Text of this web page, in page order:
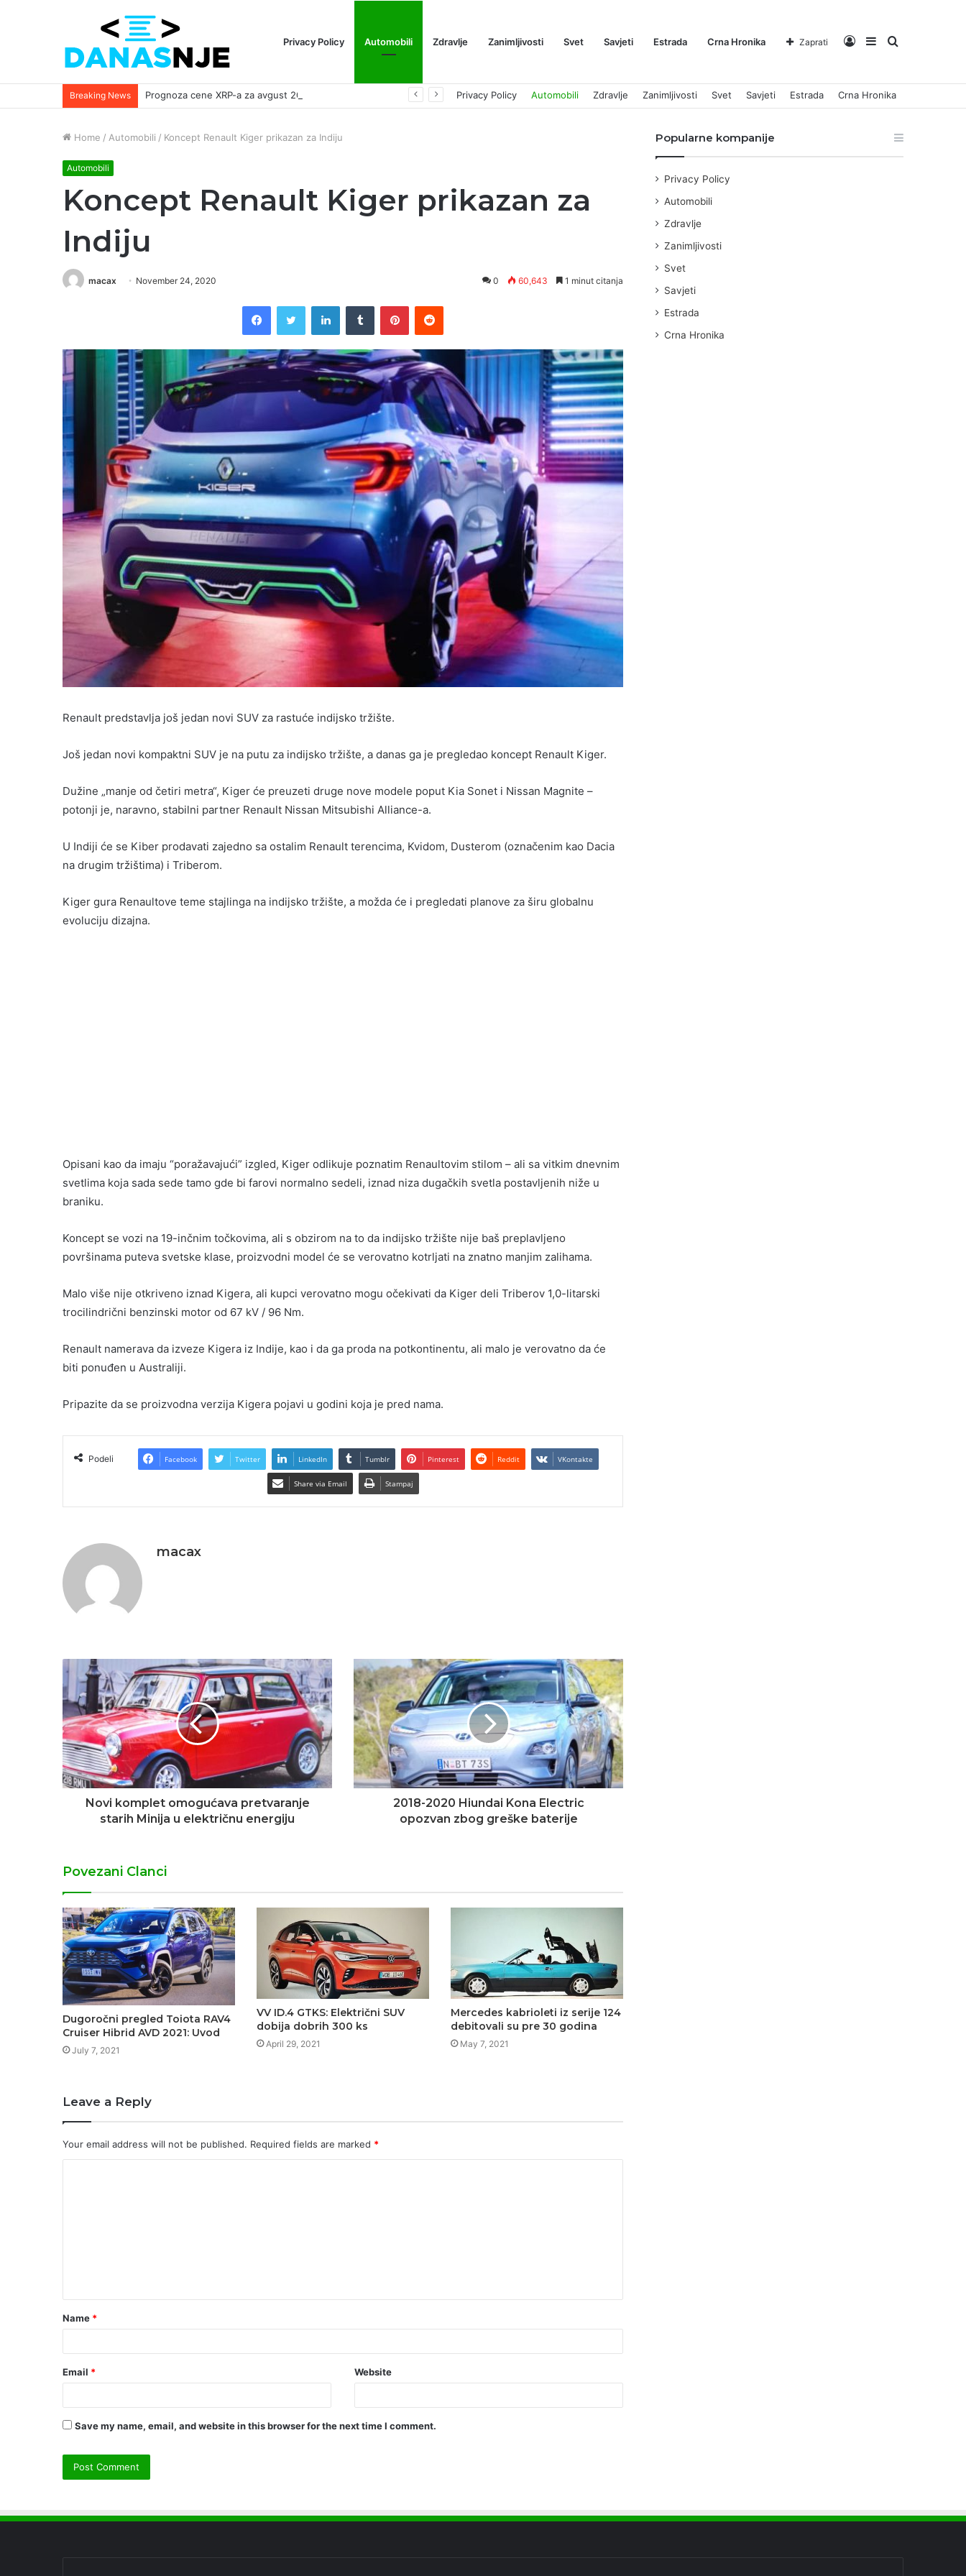
Privacy Policy Automobili Zdravlje Zanimljivosti Svet Savjeti Estrada Crna Hronika Pretraga
Sidebar
Log
Zaprati
Breaking News Privacy Policy Automobili Zdravlje Zanimljivosti Svet Savjeti Estrada Crna Hronika
Home / Automobili / Koncept Renault Kiger prikazan za Indiju
Automobili
Koncept Renault Kiger prikazan za
Indiju
macax November 24, 2020 0 60,643 1 minut citanja
FacebookTwitter LinkedInTumblr PinterestReddit
Renault predstavlja još jedan novi SUV za rastuće indijsko tržište.
Još jedan novi kompaktni SUV je na putu za indijsko tržište, a danas ga je pregledao koncept Renault Kiger.
Dužine „manje od četiri metra“, Kiger će preuzeti druge nove modele poput Kia Sonet i Nissan Magnite –
potonji je, naravno, stabilni partner Renault Nissan Mitsubishi Alliance-a.
U Indiji će se Kiber prodavati zajedno sa ostalim Renault terencima, Kvidom, Dusterom (označenim kao Dacia
na drugim tržištima) i Triberom.
Kiger gura Renaultove teme stajlinga na indijsko tržište, a možda će i pregledati planove za širu globalnu
evoluciju dizajna.
Opisani kao da imaju “poražavajući” izgled, Kiger odlikuje poznatim Renaultovim stilom – ali sa vitkim dnevnim
svetlima koja sada sede tamo gde bi farovi normalno sedeli, iznad niza dugačkih svetla postavljenih niže u
braniku.
Koncept se vozi na 19-inčnim točkovima, ali s obzirom na to da indijsko tržište nije baš preplavljeno
površinama puteva svetske klase, proizvodni model će se verovatno kotrljati na znatno manjim zalihama.
Malo više nije otkriveno iznad Kigera, ali kupci verovatno mogu očekivati da Kiger deli Triberov 1,0-litarski
trocilindrični benzinski motor od 67 kV / 96 Nm.
Renault namerava da izveze Kigera iz Indije, kao i da ga proda na potkontinentu, ali malo je verovatno da će
biti ponuđen u Australiji.
Pripazite da se proizvodna verzija Kigera pojavi u godini koja je pred nama.
Podeli Facebook Twitter LinkedIn Tumblr Pinterest Reddit VKontakte
Share via Email Stampaj
macax
Novi komplet omogućava pretvaranje
starih Minija u električnu energiju
2018-2020 Hiundai Kona Electric
opozvan zbog greške baterije
Povezani Clanci
Dugoročni pregled Toiota RAV4
Cruiser Hibrid AVD 2021: Uvod
July 7, 2021
VV ID.4 GTKS: Električni SUV
dobija dobrih 300 ks
April 29, 2021
Mercedes kabrioleti iz serije 124
debitovali su pre 30 godina
May 7, 2021
Leave a Reply
Your email address will not be published. Required fields are marked *
t
*
Name *
Email * Website
Save my name, email, and website in this browser for the next time I comment.
Popularne kompanije
Privacy Policy
Automobili
Zdravlje
Zanimljivosti
Svet
Savjeti
Estrada
Crna Hronika